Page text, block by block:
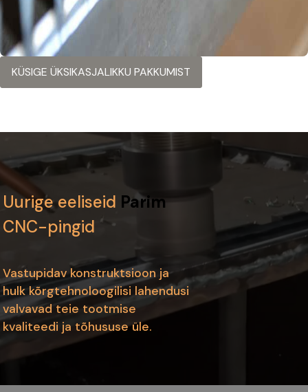
KÜSIGE ÜKSIKASJALIKKU PAKKUMIST
Uurige eeliseid Parim
CNC-pingid
Vastupidav konstruktsioon ja
hulk kõrgtehnoloogilisi lahendusi
valvavad teie tootmise
kvaliteedi ja tõhususe üle.